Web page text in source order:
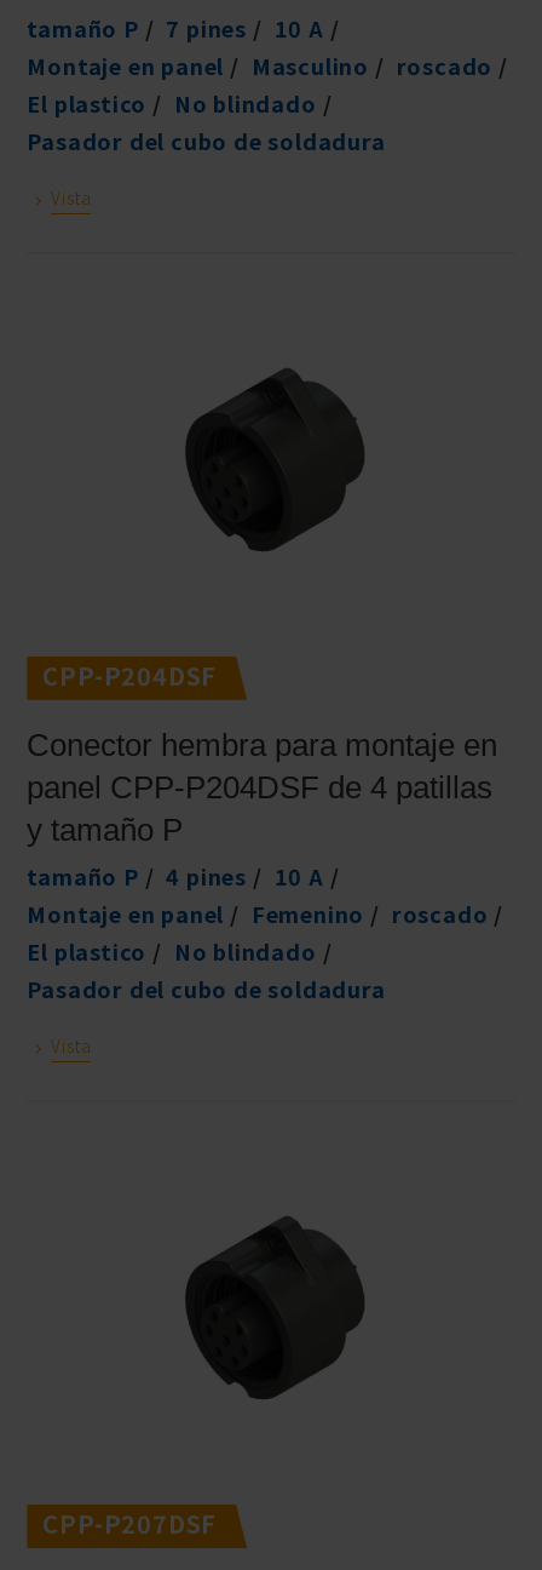
tamaño P 7 pines
10 A
Montaje en panel
Masculino
roscado
El plastico
No blindado
Pasador del cubo de soldadura
Vista
CPP-P204DSF
Conector hembra para montaje en
panel CPP-P204DSF de 4 patillas
y tamaño P
tamaño P 4 pines
10 A
Montaje en panel
Femenino
roscado
El plastico
No blindado
Pasador del cubo de soldadura
Vista
CPP-P207DSF